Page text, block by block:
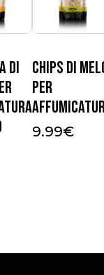
di
Chips di
per
9.99€